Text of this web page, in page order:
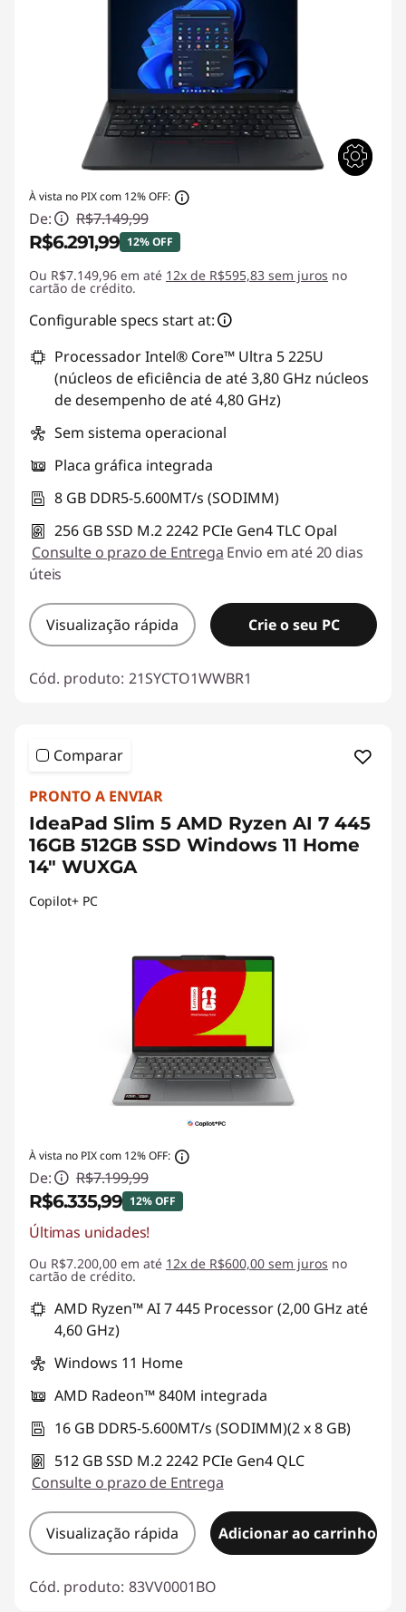
À vista no PIX com 12% OFF:
De: R$7.149,99
R$6.291,99 12% OFF
Economias instantâneas :-R$858,00
Ou R$7.149,96 em até 12x de R$595,83 sem juros no
cartão de crédito.
Configurable specs start at:
Processador Intel® Core™ Ultra 5 225U
(núcleos de eficiência de até 3,80 GHz núcleos
de desempenho de até 4,80 GHz)
Sem sistema operacional
Placa gráfica integrada
8 GB DDR5-5.600MT/s (SODIMM)
256 GB SSD M.2 2242 PCIe Gen4 TLC Opal
Consulte o prazo de Entrega Envio em até 20 dias
úteis
Visualização rápida Crie o seu PC
Cód. produto: 21SYCTO1WWBR1
Comparar
PRONTO A ENVIAR
IdeaPad Slim 5 AMD Ryzen AI 7 445
16GB 512GB SSD Windows 11 Home
14" WUXGA
Copilot+ PC
À vista no PIX com 12% OFF:
De: R$7.199,99
R$6.335,99 12% OFF
Economias instantâneas :
Últimas unidades!
Ou R$7.200,00 em até 12x de R$600,00 sem juros no
cartão de crédito.
AMD Ryzen™ AI 7 445 Processor (2,00 GHz até
4,60 GHz)
Windows 11 Home
AMD Radeon™ 840M integrada
16 GB DDR5-5.600MT/s (SODIMM)(2 x 8 GB)
512 GB SSD M.2 2242 PCIe Gen4 QLC
Consulte o prazo de Entrega
Visualização rápida Adicionar ao carrinho
Cód. produto: 83VV0001BO